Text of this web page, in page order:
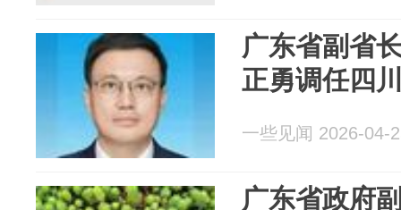
广东省副省
正勇调任四
一些见闻 2026-04-
广东省政府